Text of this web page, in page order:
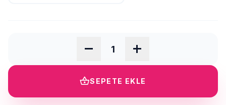
remove add
shopping_basketSEPETE EKLE